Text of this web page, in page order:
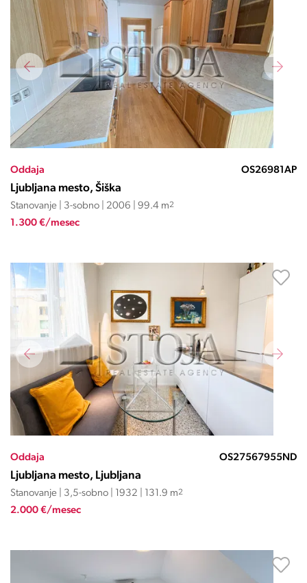
Oddaja OS26981AP
Ljubljana mesto, Šiška
Stanovanje | 3-sobno | 2006 | 99.4 m2
1.300 €/mesec
Oddaja OS27567955ND
Ljubljana mesto, Ljubljana
Stanovanje | 3,5-sobno | 1932 | 131.9 m2
2.000 €/mesec